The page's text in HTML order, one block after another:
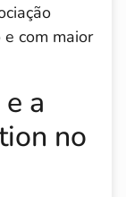
com maior
a
no